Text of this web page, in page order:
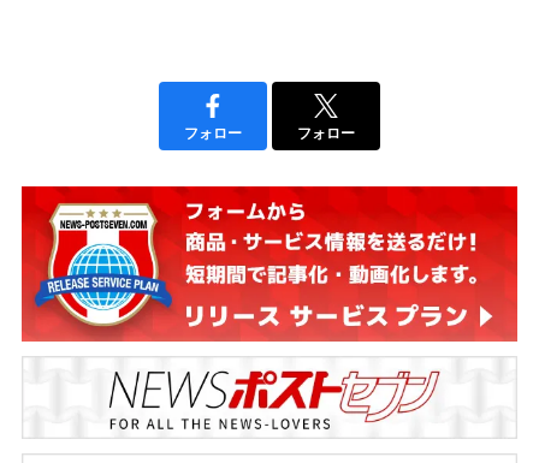
フォロー フォロー